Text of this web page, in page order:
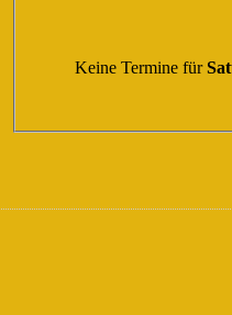
Keine Termine für